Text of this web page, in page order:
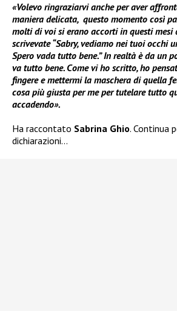
«Volevo ringraziarvi anche per aver
maniera delicata, questo momento così
molti di voi si erano accorti in questi mesi
scrivevate “Sabry, vediamo nei tuoi occhi
Spero vada tutto bene.” In realtà è da un
va tutto bene. Come vi ho scritto, ho
fingere e mettermi la maschera di quella
cosa più giusta per me per tutelare tutto
accadendo».
Ha raccontato Sabrina Ghio. Continua
dichiarazioni…